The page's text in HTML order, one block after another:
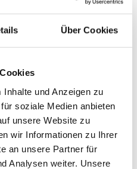
Über Cookies
und Anzeigen zu
soziale Medien anbieten
unsere Website zu
wir Informationen zu Ihrer
an unsere Partner für
Analysen weiter. Unsere